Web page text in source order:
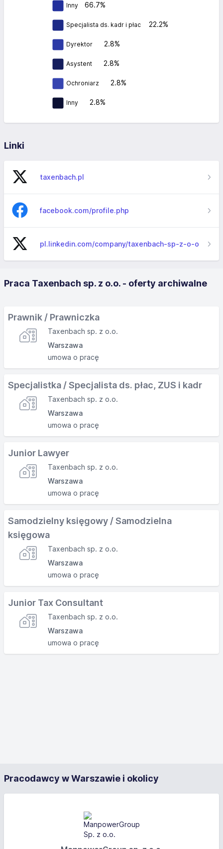
Inny 66.7%
Specjalista ds. kadr i płac 22.2%
Dyrektor 2.8%
Asystent 2.8%
Ochroniarz 2.8%
Inny 2.8%
Linki
taxenbach.pl
facebook.com/profile.php
pl.linkedin.com/company/taxenbach-sp-z-o-o
Praca Taxenbach sp. z o.o. - oferty archiwalne
Prawnik / Prawniczka
Taxenbach sp. z o.o.
Warszawa
umowa o pracę
Specjalistka / Specjalista ds. płac, ZUS i kadr
Taxenbach sp. z o.o.
Warszawa
umowa o pracę
Junior Lawyer
Taxenbach sp. z o.o.
Warszawa
umowa o pracę
Samodzielny księgowy / Samodzielna
księgowa
Taxenbach sp. z o.o.
Warszawa
umowa o pracę
Junior Tax Consultant
Taxenbach sp. z o.o.
Warszawa
umowa o pracę
Pracodawcy w Warszawie i okolicy